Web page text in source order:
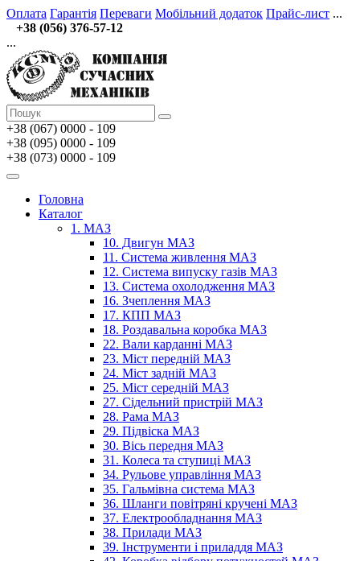
Оплата Гарантія Переваги Мобільний додаток Прайс-лист ...
+38 (056) 376-57-12
...
+38 (067) 0000 - 109
+38 (095) 0000 - 109
+38 (073) 0000 - 109
Головна
Каталог
1. МАЗ
10. Двигун МАЗ
11. Система живлення МАЗ
12. Система випуску газів МАЗ
13. Система охолодження МАЗ
16. Зчеплення МАЗ
17. КПП МАЗ
18. Роздавальна коробка МАЗ
22. Вали карданні МАЗ
23. Міст передній МАЗ
24. Міст задній МАЗ
25. Міст середній МАЗ
27. Сідельний пристрій МАЗ
28. Рама МАЗ
29. Підвіска МАЗ
30. Вісь передня МАЗ
31. Колеса та ступиці МАЗ
34. Рульове управління МАЗ
35. Гальмівна система МАЗ
36. Шланги повітряні кручені МАЗ
37. Електрообладнання МАЗ
38. Прилади МАЗ
39. Інструменти і приладдя МАЗ